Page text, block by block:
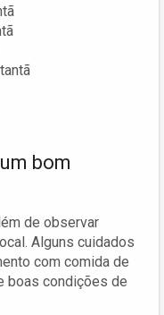
bom
de observar
Alguns cuidados
com comida de
boas condições de